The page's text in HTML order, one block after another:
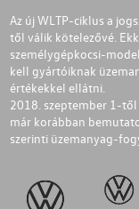
Az új WLTP-ciklus a
től válik kötelezővé.
személygépkocsi-
kell gyártóiknak
értékekkel ellátni.
2018. szeptember 1-
már korábban
szerinti üzemanyag-